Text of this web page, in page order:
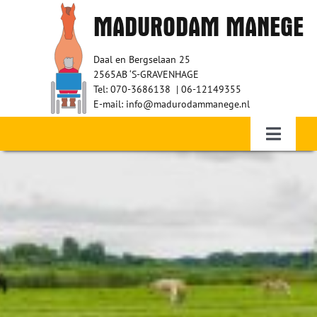
MADURODAM MANEGE
Daal en Bergselaan 25
2565AB ‘S-GRAVENHAGE
Tel: 070-3686138 | 06-12149355
E-mail: info@madurodammanege.nl
Toggle
Home – Therapeutisch paardrijden
RUITERS
VRIJWILLIGERS
SPONSORS